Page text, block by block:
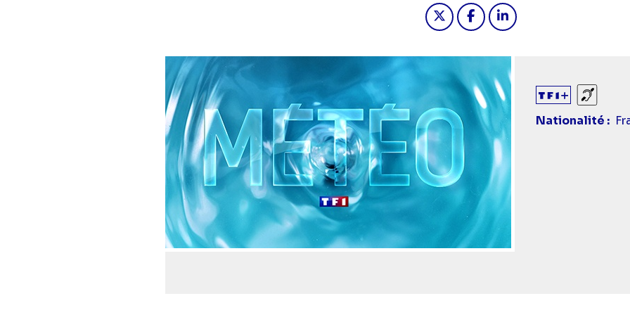
Partager "2026-05-22 19:55 -
Partager "2026-05-22
Sourds
Nationalité